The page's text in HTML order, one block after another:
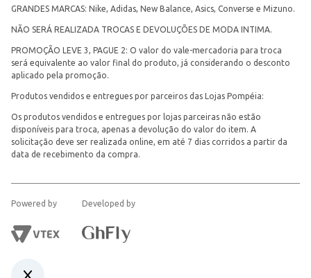
GRANDES MARCAS: Nike, Adidas, New Balance, Asics, Converse e Mizuno.
NÃO SERÁ REALIZADA TROCAS E DEVOLUÇÕES DE MODA INTIMA.
PROMOÇÃO LEVE 3, PAGUE 2: O valor do vale-mercadoria para troca
será equivalente ao valor final do produto, já considerando o desconto
aplicado pela promoção.
Produtos vendidos e entregues por parceiros das Lojas Pompéia:
Os produtos vendidos e entregues por lojas parceiras não estão
disponíveis para troca, apenas a devolução do valor do item. A
solicitação deve ser realizada online, em até 7 dias corridos a partir da
data de recebimento da compra.
Powered by Developed by